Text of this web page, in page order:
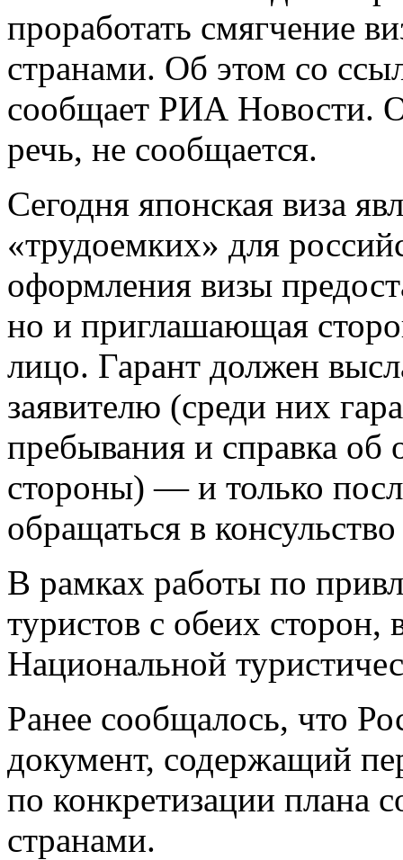
проработать смягчение
странами. Об этом со
сообщает РИА Новости.
речь, не сообщается.
Сегодня японская виза
«трудоемких» для
оформления визы
но и приглашающая
лицо. Гарант должен
заявителю (среди них
пребывания и справка
стороны) — и только
обращаться в
В рамках работы по
туристов с обеих
Национальной
Ранее сообщалось, что
документ, содержащий
по конкретизации плана
странами.